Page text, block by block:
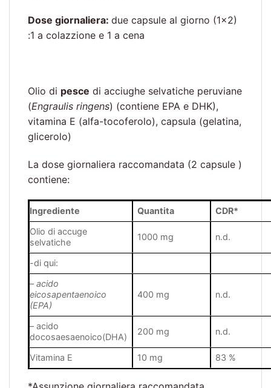
Dose giornaliera: due capsule al giorno (1×2)
:1 a colazzione e 1 a cena
Olio di pesce di acciughe selvatiche peruviane
(Engraulis ringens) (contiene EPA e DHK),
vitamina E (alfa-tocoferolo), capsula (gelatina,
glicerolo)
La dose giornaliera raccomandata (2 capsule )
contiene:
Ingrediente Quantita
CDR*
Olio di accuge
selvatiche
1000 mg n.d.
-di qui:
–acido
eicosapentaenoico
(EPA)
400 mg n.d.
– acido
docosaesaenoico(DHA)
200 mg n.d.
Vitamina E 10 mg 83 %